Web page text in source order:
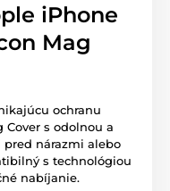
iPhone
Mag
ochranu
s odolnou a
pred nárazmi alebo
s technológiou
nabíjanie.